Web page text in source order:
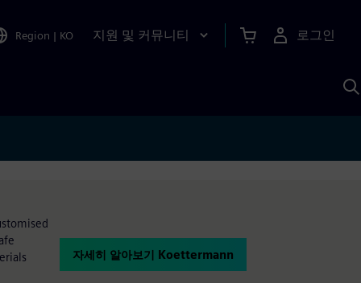
Region | KO 지원 및 커뮤니티 로그인
자세히 알아보기 Koettermann